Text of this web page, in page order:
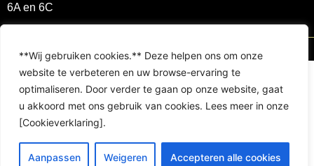
**Wij gebruiken cookies.** Deze helpen ons om onze
website te verbeteren en uw browse-ervaring te
optimaliseren. Door verder te gaan op onze website, gaat
u akkoord met ons gebruik van cookies. Lees meer in onze
[Cookieverklaring].
Aanpassen Weigeren Accepteren alle cookies
6A en 6C